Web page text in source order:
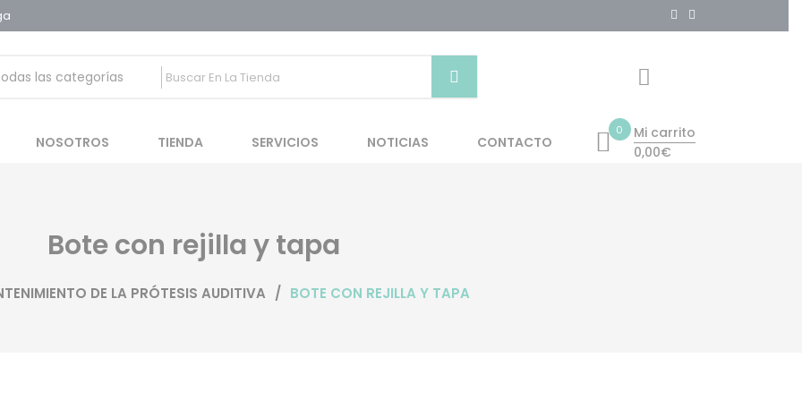
NOSOTROS TIENDA SERVICIOS NOTICIAS CONTACTO
0
Mi carrito
0,00€
Bote con rejilla y tapa
DE LA PRÓTESIS AUDITIVA / BOTE CON REJILLA Y TAPA